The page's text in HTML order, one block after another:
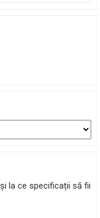
la ce specificații să fii